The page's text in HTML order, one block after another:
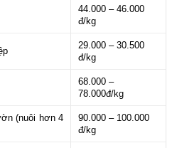
44.000 – 46.000
đ/kg
29.000 – 30.500
đ/kg
68.000 –
78.000đ/kg
(nuôi hơn 4
90.000 – 100.000
đ/kg